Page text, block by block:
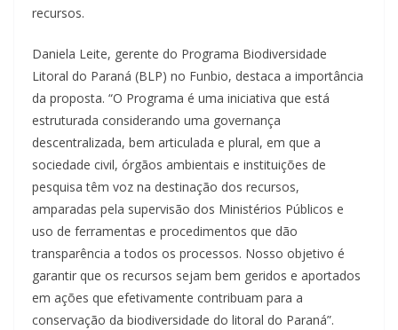
recursos.
Daniela Leite, gerente do Programa Biodiversidade
Litoral do Paraná (BLP) no Funbio, destaca a importância
da proposta. “O Programa é uma iniciativa que está
estruturada considerando uma governança
descentralizada, bem articulada e plural, em que a
sociedade civil, órgãos ambientais e instituições de
pesquisa têm voz na destinação dos recursos,
amparadas pela supervisão dos Ministérios Públicos e
uso de ferramentas e procedimentos que dão
transparência a todos os processos. Nosso objetivo é
garantir que os recursos sejam bem geridos e aportados
em ações que efetivamente contribuam para a
conservação da biodiversidade do litoral do Paraná”.